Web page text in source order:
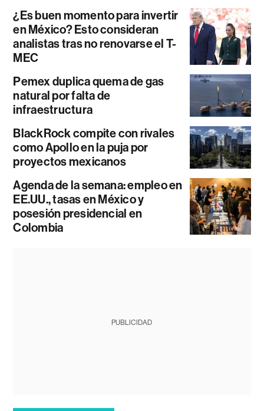
¿Es buen momento para invertir
en México? Esto consideran
analistas tras no renovarse el T-
MEC
Pemex duplica quema de gas
natural por falta de
infraestructura
BlackRock compite con rivales
como Apollo en la puja por
proyectos mexicanos
Agenda de la semana: empleo en
EE.UU., tasas en México y
posesión presidencial en
Colombia
PUBLICIDAD